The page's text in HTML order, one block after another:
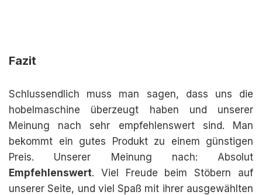
Fazit
Schlussendlich muss man sagen, dass uns die
hobelmaschine überzeugt haben und unserer
Meinung nach sehr empfehlenswert sind. Man
bekommt ein gutes Produkt zu einem günstigen
Preis. Unserer Meinung nach: Absolut
Empfehlenswert. Viel Freude beim Stöbern auf
unserer Seite, und viel Spaß mit ihrer ausgewählten